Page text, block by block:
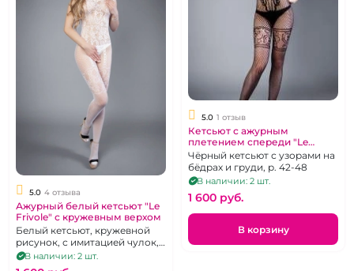
5.0 4 отзыва
Ажурный белый кетсьют "Le
Frivole" с кружевным верхом
Белый кетсьют, кружевной
рисунок, с имитацией чулок,
р. 42-48
В наличии: 2 шт.
5.0 1 отзыв
Кетсьют с ажурным
плетением спереди "Le
Frivole" чёрный
Чёрный кетсьют с узорами на
бёдрах и груди, р. 42-48
В наличии: 2 шт.
1 600 pуб.
В корзину